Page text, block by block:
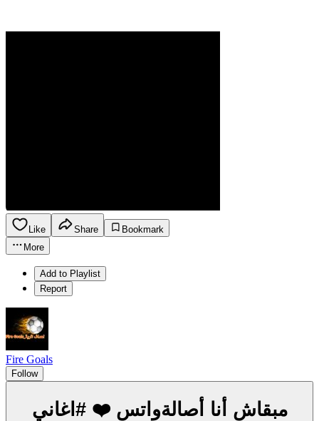
Like Share
Bookmark
More
Add to Playlist
Report
Fire Goals
Follow
مبقاش أنا أصالةواتس ❤️ #اغاني